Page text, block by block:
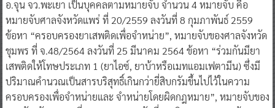
ข้อหา “ครอบครองยาเสพติดเพื่อจําหน่าย”, หมายจับของศาลจังหวัด
ชุมพร ที่ จ.48/2564 ลงวันที่ 25 มีนาคม 2564 ข้อหา “ร่วมกันมียา
เสพติดให้โทษประเภท 1 (ยาไอซ์, ยาบ้าหรือเมทแอมเฟตามีน) ซึ่งมี
ปริมาณคํานวณเป็นสารบริสุทธิ์เกินกว่ายี่สิบกรัมขึ้นไปไว้ในความ
ครอบครองเพื่อจําหน่ายและ จําหน่ายโดยผิดกฎหมาย”, หมายจับของ
ศาลจังหวัดพะเยา ที่ จ.81/2564 ลงวันที่ 10 สิงหาคม 2564 ข้อหา
“ยักยอกทรัพย์”, หมายจับศาลอาญา ที่ 429/2565 ลงวันที่ 21